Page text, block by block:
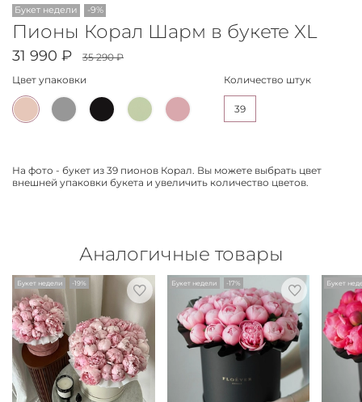
Букет недели -9%
Пионы Корал Шарм в букете XL
31 990 ₽ 35 290 ₽
Цвет упаковки Количество штук
39
На фото - букет из 39 пионов Корал. Вы можете выбрать цвет
внешней упаковки букета и увеличить количество цветов.
Аналогичные товары
Букет недели -19% Букет недели -17% Букет